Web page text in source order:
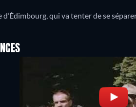
qui va tenter de se